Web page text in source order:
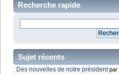
Recherche rapide
Sujet récents
Des nouvelles de notre président par